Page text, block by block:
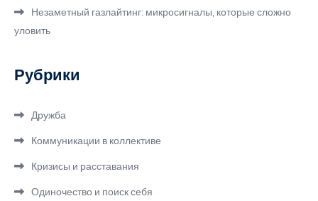
Незаметный газлайтинг: микросигналы, которые сложно
уловить
Рубрики
Дружба
Коммуникации в коллективе
Кризисы и расставания
Одиночество и поиск себя